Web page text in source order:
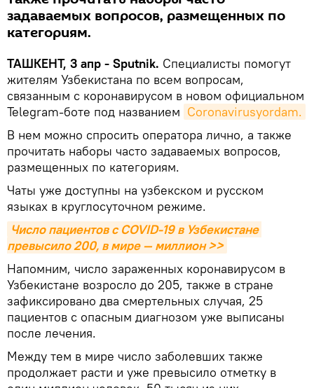
задаваемых вопросов, размещенных по
категориям.
ТАШКЕНТ, 3 апр - Sputnik. Специалисты помогут
жителям Узбекистана по всем вопросам,
связанным с коронавирусом в новом официальном
Telegram-боте под названием Coronavirusyordam.
В нем можно спросить оператора лично, а также
прочитать наборы часто задаваемых вопросов,
размещенных по категориям.
Чаты уже доступны на узбекском и русском
языках в круглосуточном режиме.
Число пациентов с COVID-19 в Узбекистане
превысило 200, в мире — миллион >>
Напомним, число зараженных коронавирусом в
Узбекистане возросло до 205, также в стране
зафиксировано два смертельных случая, 25
пациентов с опасным диагнозом уже выписаны
после лечения.
Между тем в мире число заболевших также
продолжает расти и уже превысило отметку в